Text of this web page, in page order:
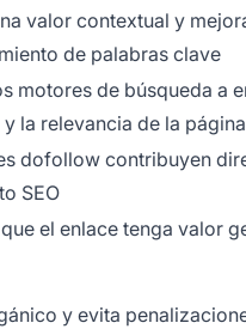
valor contextual y
de palabras clave
motores de búsqueda a
la relevancia de la página
dofollow contribuyen
SEO
el enlace tenga valor
y evita